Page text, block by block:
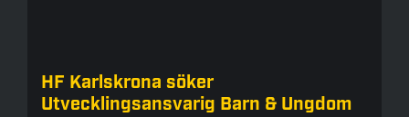
HF Karlskrona söker
Utvecklingsansvarig Barn & Ungdom